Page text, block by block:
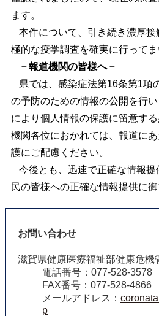
ます。
本件について、引き続き濃厚
極的な疫学調査を確実に行ってま
－報道機関の皆様へ－
県では、感染症法第16条第1項
の予防のための情報の公開を行
により個人情報の保護に留意す
機関各位におかれては、報道に
護にご配慮ください。
今後とも、迅速で正確な情報
民の皆様への正確な情報提供に御
お問い合わせ
滋賀県健康医療福祉部健康危機
電話番号：077-528-3578
FAX番号：077-528-4866
メールアドレス：
p